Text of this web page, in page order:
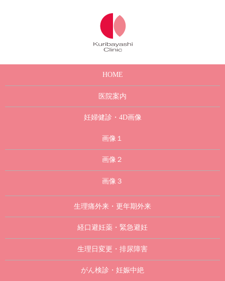
HOME
医院案内
妊婦健診・4D画像
画像１
画像２
画像３
生理痛外来・更年期外来
経口避妊薬・緊急避妊
生理日変更・排尿障害
がん検診・妊娠中絶